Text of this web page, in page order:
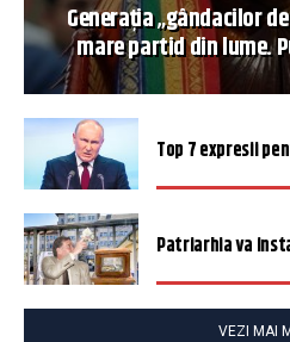
Generația „gândacilor
mare partid din lume.
Top 7 expresii
Patriarhia va
VEZI MAI